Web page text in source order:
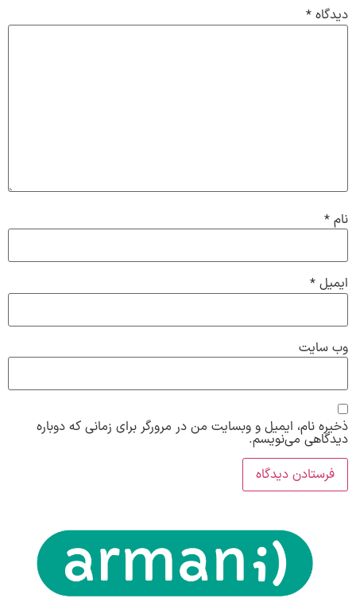
دیدگاه *
نام *
ایمیل *
وب‌ سایت
ذخیره نام، ایمیل و وبسایت من در مرورگر برای زمانی که دوباره
دیدگاهی می‌نویسم.